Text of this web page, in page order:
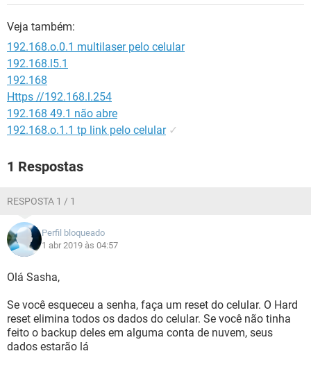
Veja também:
192.168.o.0.1 multilaser pelo celular
192.168.l5.1
192.168
Https //192.168.l.254
192.168 49.1 não abre
192.168.o.1.1 tp link pelo celular ✓
1 Respostas
RESPOSTA 1 / 1
Perfil bloqueado
1 abr 2019 às 04:57
Olá Sasha,
Se você esqueceu a senha, faça um reset do celular. O Hard
reset elimina todos os dados do celular. Se você não tinha
feito o backup deles em alguma conta de nuvem, seus
dados estarão lá